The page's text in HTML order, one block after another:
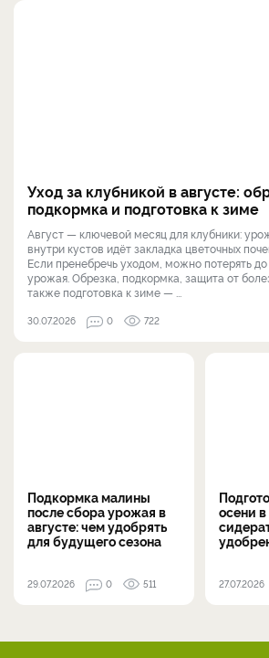
Уход за клубникой в августе:
подкормка и подготовка к зиме
Август — ключевой месяц для клубники:
внутри кустов идёт закладка цветочных
Если пренебречь уходом, можно потерять
урожая. Обрезка, подкормка, защита от
также подготовка к зиме — ...
30.07.2026 0 722
Подкормка малины
после сбора урожая в
августе: чем удобрять
для будущего сезона
29.07.2026 0 511
осени в
27.07.2026